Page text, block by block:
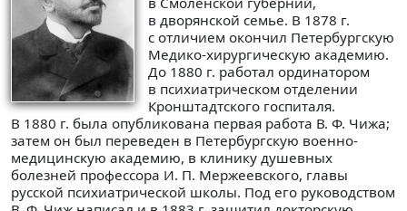
в дворянской семье. В 1878 г.
с отличием окончил Петербургскую
Медико-хирургическую академию.
До 1880 г. работал ординатором
в психиатрическом отделении
Кронштадтского госпиталя.
В 1880 г. была опубликована первая работа В. Ф. Чижа;
затем он был переведен в Петербургскую военно-
медицинскую академию, в клинику душевных
болезней профессора И. П. Мержеевского, главы
русской психиатрической школы. Под его руководством